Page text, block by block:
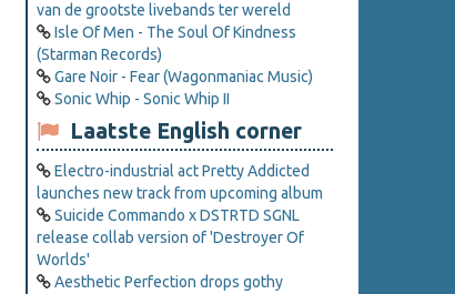
van de grootste livebands ter wereld
Isle Of Men - The Soul Of Kindness
(Starman Records)
Gare Noir - Fear (Wagonmaniac Music)
Sonic Whip - Sonic Whip II
Laatste English corner
Electro-industrial act Pretty Addicted
launches new track from upcoming album
Suicide Commando x DSTRTD SGNL
release collab version of 'Destroyer Of
Worlds'
Aesthetic Perfection drops gothy